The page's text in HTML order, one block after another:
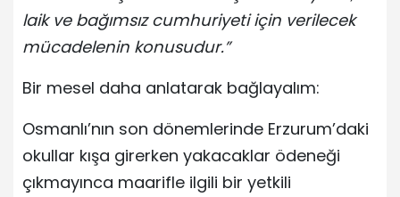
laik ve bağımsız cumhuriyeti için verilecek
mücadelenin konusudur.”
Bir mesel daha anlatarak bağlayalım:
Osmanlı’nın son dönemlerinde Erzurum’daki
okullar kışa girerken yakacaklar ödeneği
çıkmayınca maarifle ilgili bir yetkili